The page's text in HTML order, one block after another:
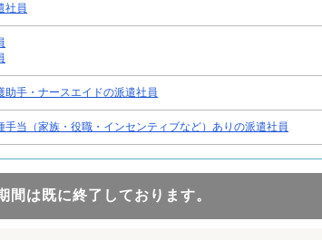
社員
助手・ナースエイドの派遣社員
手当（家族・役職・インセンティブなど）ありの派遣社員
間は既に終了しております。